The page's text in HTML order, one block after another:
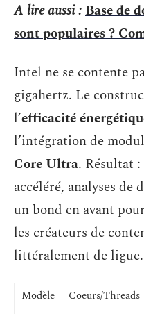
A lire aussi :Base de
sont populaires ?
Intel ne se contente
gigahertz. Le
l’efficacité
l’intégration de
Core Ultra. Résultat
accéléré, analyses de
un bond en avant
les créateurs de
littéralement de ligue.
Modèle Coeurs/Threads